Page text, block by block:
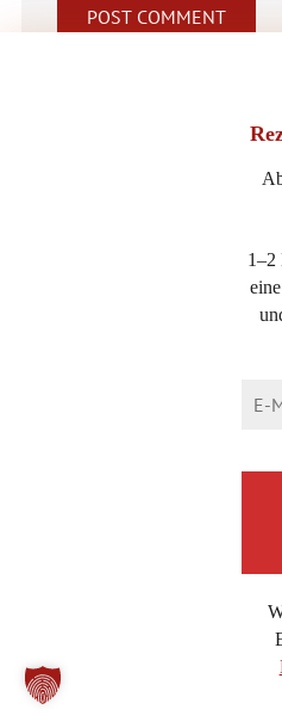
1–2
WERBUNG –